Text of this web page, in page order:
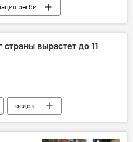
регби
Венгрия
вырастет до 11
госдолг